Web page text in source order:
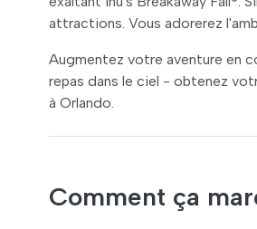
attractions. Vous adorerez
Augmentez votre aventure en
repas dans le ciel - obtenez
à Orlando.
Comment ça